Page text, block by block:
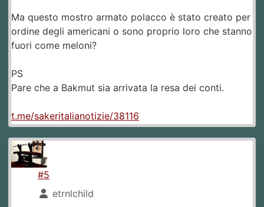
Ma questo mostro armato polacco è stato creato per
ordine degli americani o sono proprio loro che stanno
fuori come meloni?
PS
Pare che a Bakmut sia arrivata la resa dei conti.
t.me/sakeritalianotizie/38116
#5
etrnlchild